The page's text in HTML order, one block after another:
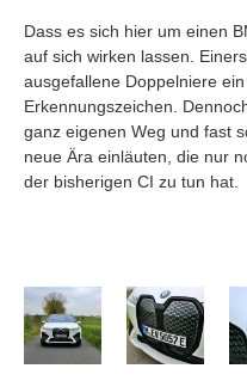
Dass es sich hier um einen
auf sich wirken lassen.
ausgefallene Doppelniere
Erkennungszeichen.
ganz eigenen Weg und fast
neue Ära einläuten, die nur
der bisherigen CI zu tun hat.